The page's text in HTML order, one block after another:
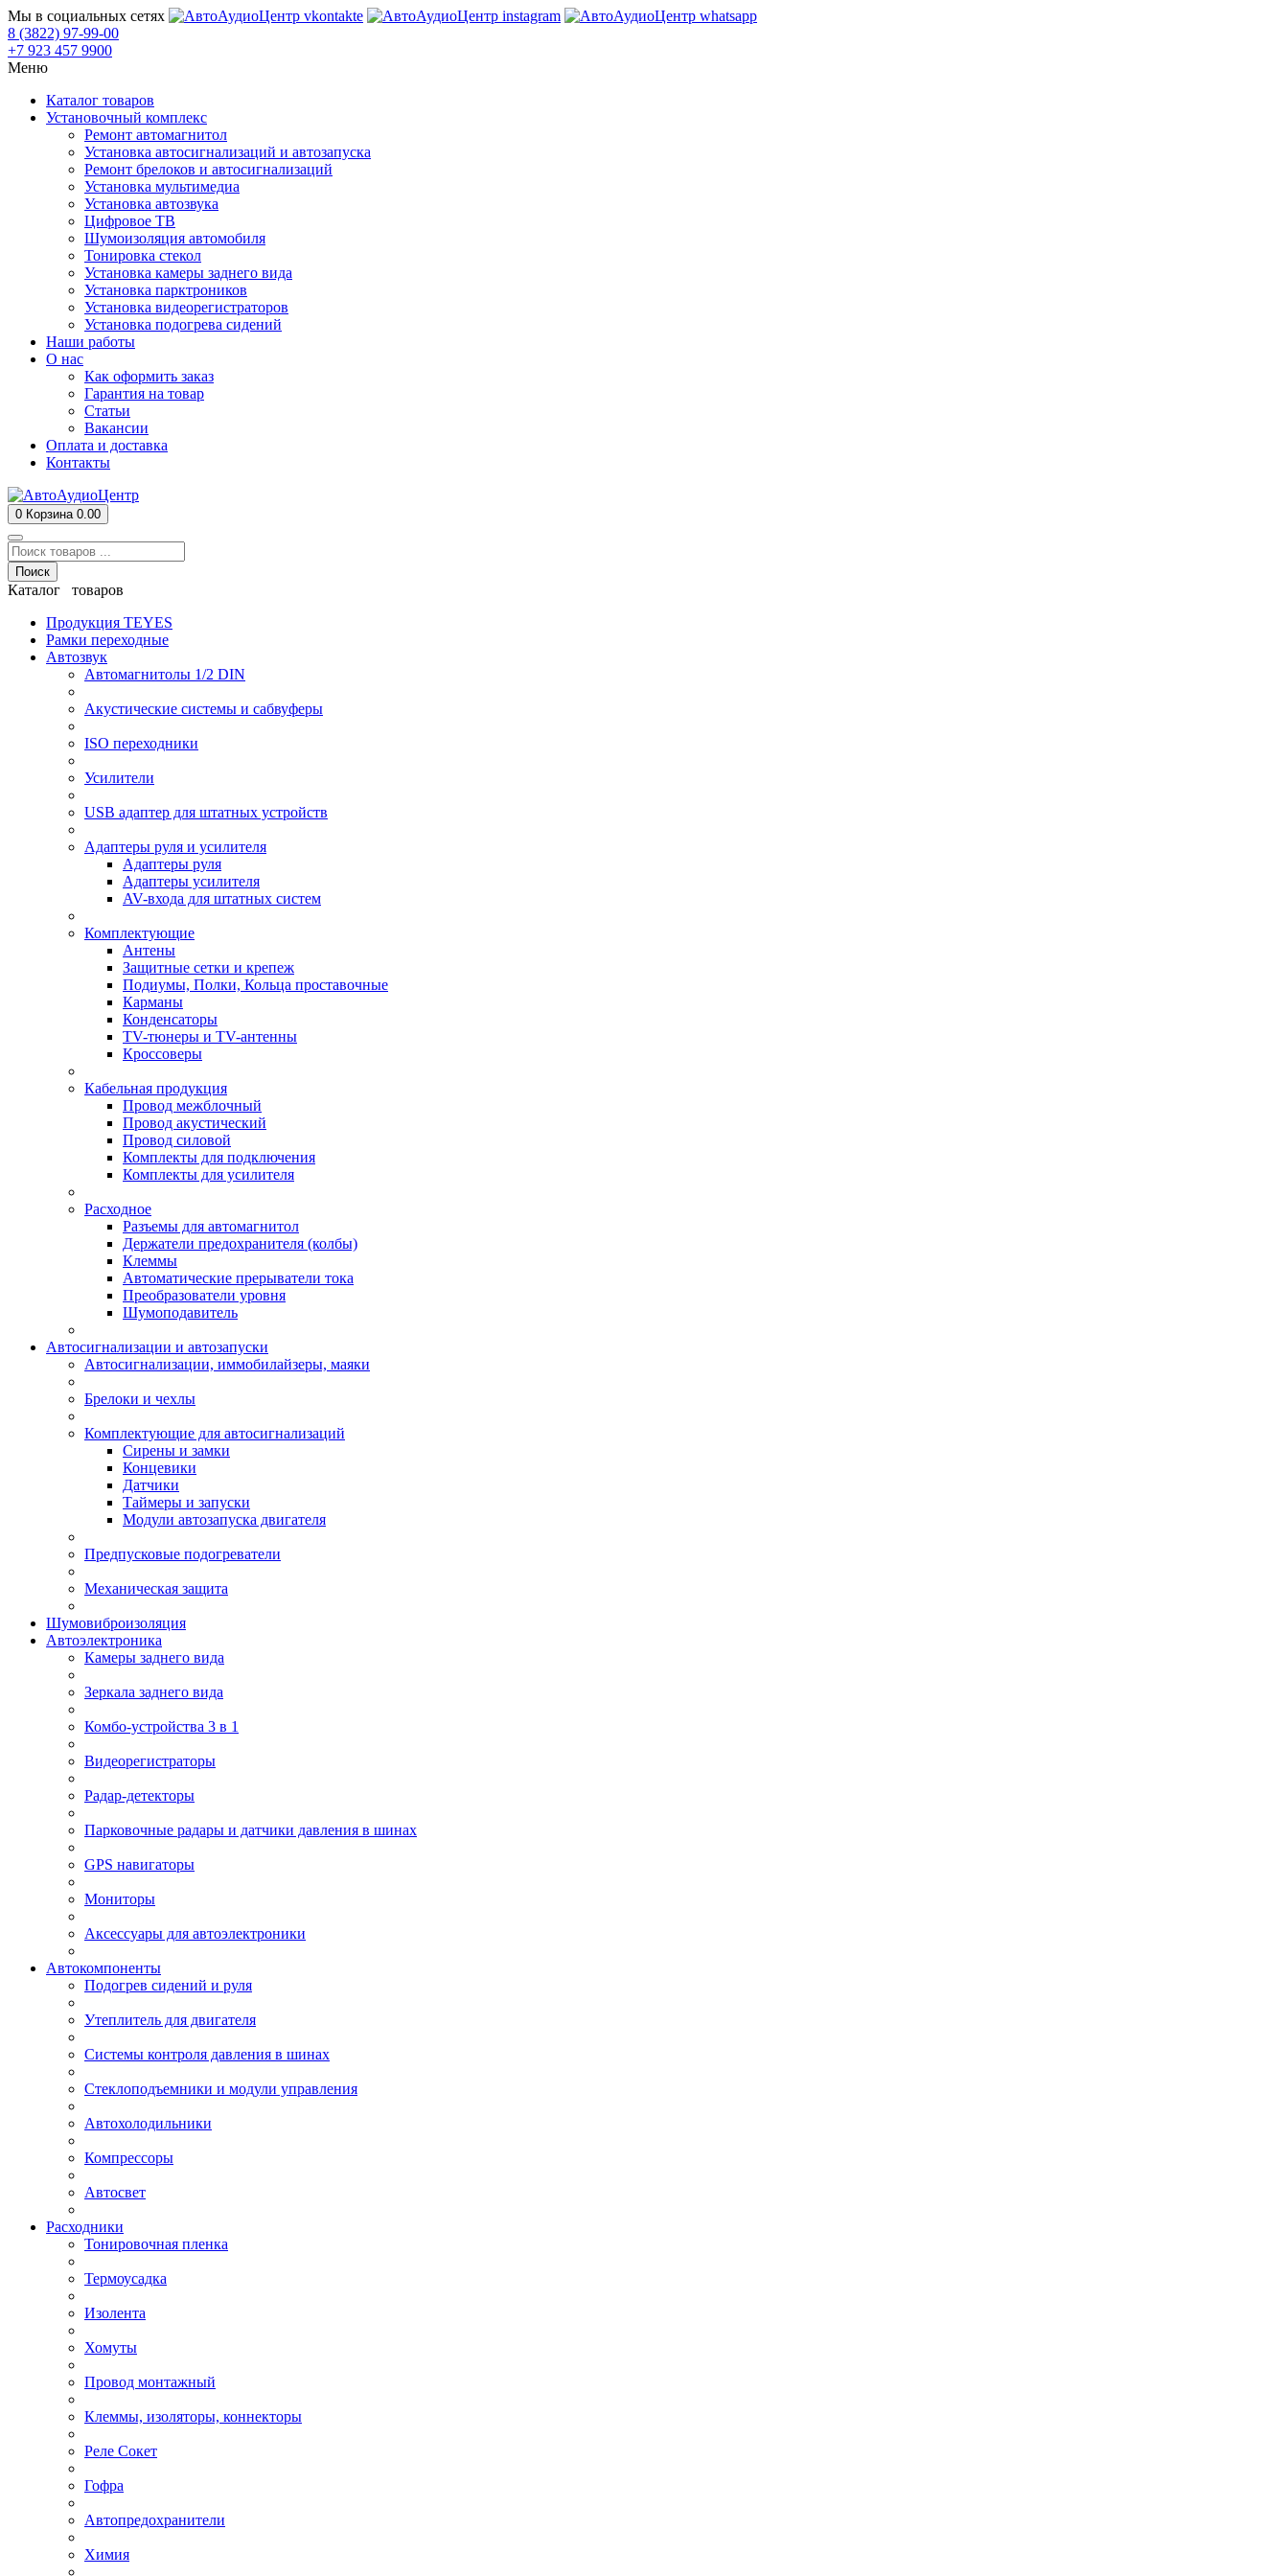
Мы в социальных сетях
8 (3822) 97-99-00
+7 923 457 9900
Меню
Каталог товаров
Установочный комплекс
Ремонт автомагнитол
Установка автосигнализаций и автозапуска
Ремонт брелоков и автосигнализаций
Установка мультимедиа
Установка автозвука
Цифровое ТВ
Шумоизоляция автомобиля
Тонировка стекол
Установка камеры заднего вида
Установка парктроников
Установка видеорегистраторов
Установка подогрева сидений
Наши работы
О нас
Как оформить заказ
Гарантия на товар
Статьи
Вакансии
Оплата и доставка
Контакты
0 Корзина 0.00
Поиск
Каталог товаров
Продукция TEYES
Рамки переходные
Автозвук
Автомагнитолы 1/2 DIN
Акустические системы и сабвуферы
ISO переходники
Усилители
USB адаптер для штатных устройств
Адаптеры руля и усилителя
Адаптеры руля
Адаптеры усилителя
AV-входа для штатных систем
Комплектующие
Антены
Защитные сетки и крепеж
Подиумы, Полки, Кольца проставочные
Карманы
Конденсаторы
TV-тюнеры и TV-антенны
Кроссоверы
Кабельная продукция
Провод межблочный
Провод акустический
Провод силовой
Комплекты для подключения
Комплекты для усилителя
Расходное
Разъемы для автомагнитол
Держатели предохранителя (колбы)
Клеммы
Автоматические прерыватели тока
Преобразователи уровня
Шумоподавитель
Автосигнализации и автозапуски
Автосигнализации, иммобилайзеры, маяки
Брелоки и чехлы
Комплектующие для автосигнализаций
Сирены и замки
Концевики
Датчики
Таймеры и запуски
Модули автозапуска двигателя
Предпусковые подогреватели
Механическая защита
Шумовиброизоляция
Автоэлектроника
Камеры заднего вида
Зеркала заднего вида
Комбо-устройства 3 в 1
Видеорегистраторы
Радар-детекторы
Парковочные радары и датчики давления в шинах
GPS навигаторы
Мониторы
Аксессуары для автоэлектроники
Автокомпоненты
Подогрев сидений и руля
Утеплитель для двигателя
Системы контроля давления в шинах
Стеклоподъемники и модули управления
Автохолодильники
Компрессоры
Автосвет
Расходники
Тонировочная пленка
Термоусадка
Изолента
Хомуты
Провод монтажный
Клеммы, изоляторы, коннекторы
Реле Сокет
Гофра
Автопредохранители
Химия